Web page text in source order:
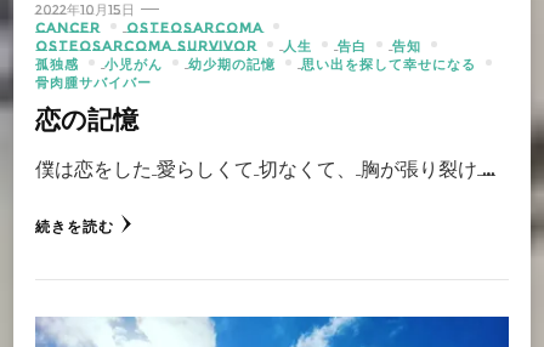
2022年10月15日
CANCER
OSTEOSARCOMA
OSTEOSARCOMA SURVIVOR
人生 告白
告知
孤独感
小児がん 幼少期の記憶
思い出を探して幸せになる
骨肉腫サバイバー
恋の記憶
僕は恋をした 愛らしくて 切なくて、 胸が張り裂け …
続きを読む